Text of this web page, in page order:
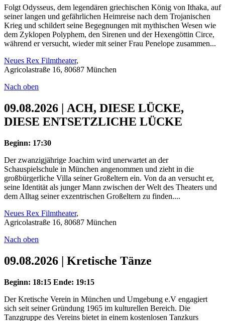
Folgt Odysseus, dem legendären griechischen König von Ithaka, auf
seiner langen und gefährlichen Heimreise nach dem Trojanischen
Krieg und schildert seine Begegnungen mit mythischen Wesen wie
dem Zyklopen Polyphem, den Sirenen und der Hexengöttin Circe,
während er versucht, wieder mit seiner Frau Penelope zusammen...
Neues Rex Filmtheater,
Agricolastraße 16, 80687 München
Nach oben
09.08.2026 | ACH, DIESE LÜCKE,
DIESE ENTSETZLICHE LÜCKE
Beginn: 17:30
Der zwanzigjährige Joachim wird unerwartet an der
Schauspielschule in München angenommen und zieht in die
großbürgerliche Villa seiner Großeltern ein. Von da an versucht er,
seine Identität als junger Mann zwischen der Welt des Theaters und
dem Alltag seiner exzentrischen Großeltern zu finden....
Neues Rex Filmtheater,
Agricolastraße 16, 80687 München
Nach oben
09.08.2026 | Kretische Tänze
Beginn: 18:15 Ende: 19:15
Der Kretische Verein in München und Umgebung e.V engagiert
sich seit seiner Gründung 1965 im kulturellen Bereich. Die
Tanzgruppe des Vereins bietet in einem kostenlosen Tanzkurs